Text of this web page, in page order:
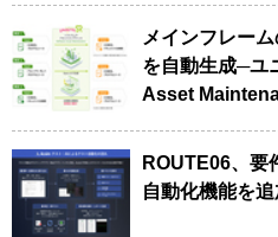
メインフレー
を自動生成─ユ
Asset
ROUTE06、要
自動化機能を追